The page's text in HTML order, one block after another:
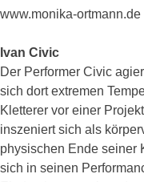
www.monika-ortmann.de
Ivan Civic
Der Performer Civic
sich dort extremen
Kletterer vor einer
inszeniert sich als
physischen Ende seiner
sich in seinen